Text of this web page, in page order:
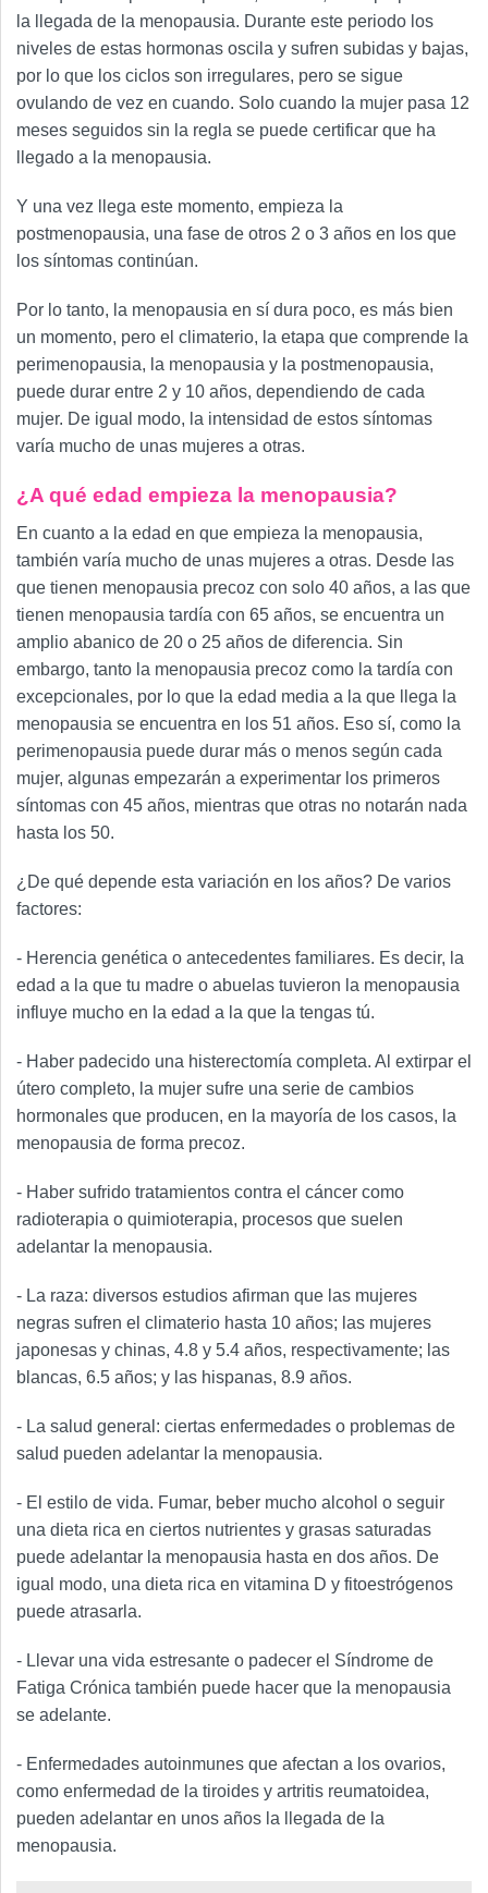
la llegada de la menopausia. Durante este periodo los
niveles de estas hormonas oscila y sufren subidas y bajas,
por lo que los ciclos son irregulares, pero se sigue
ovulando de vez en cuando. Solo cuando la mujer pasa 12
meses seguidos sin la regla se puede certificar que ha
llegado a la menopausia.
Y una vez llega este momento, empieza la
postmenopausia, una fase de otros 2 o 3 años en los que
los síntomas continúan.
Por lo tanto, la menopausia en sí dura poco, es más bien
un momento, pero el climaterio, la etapa que comprende la
perimenopausia, la menopausia y la postmenopausia,
puede durar entre 2 y 10 años, dependiendo de cada
mujer. De igual modo, la intensidad de estos síntomas
varía mucho de unas mujeres a otras.
¿A qué edad empieza la menopausia?
En cuanto a la edad en que empieza la menopausia,
también varía mucho de unas mujeres a otras. Desde las
que tienen menopausia precoz con solo 40 años, a las que
tienen menopausia tardía con 65 años, se encuentra un
amplio abanico de 20 o 25 años de diferencia. Sin
embargo, tanto la menopausia precoz como la tardía con
excepcionales, por lo que la edad media a la que llega la
menopausia se encuentra en los 51 años. Eso sí, como la
perimenopausia puede durar más o menos según cada
mujer, algunas empezarán a experimentar los primeros
síntomas con 45 años, mientras que otras no notarán nada
hasta los 50.
¿De qué depende esta variación en los años? De varios
factores:
- Herencia genética o antecedentes familiares. Es decir, la
edad a la que tu madre o abuelas tuvieron la menopausia
influye mucho en la edad a la que la tengas tú.
- Haber padecido una histerectomía completa. Al extirpar el
útero completo, la mujer sufre una serie de cambios
hormonales que producen, en la mayoría de los casos, la
menopausia de forma precoz.
- Haber sufrido tratamientos contra el cáncer como
radioterapia o quimioterapia, procesos que suelen
adelantar la menopausia.
- La raza: diversos estudios afirman que las mujeres
negras sufren el climaterio hasta 10 años; las mujeres
japonesas y chinas, 4.8 y 5.4 años, respectivamente; las
blancas, 6.5 años; y las hispanas, 8.9 años.
- La salud general: ciertas enfermedades o problemas de
salud pueden adelantar la menopausia.
- El estilo de vida. Fumar, beber mucho alcohol o seguir
una dieta rica en ciertos nutrientes y grasas saturadas
puede adelantar la menopausia hasta en dos años. De
igual modo, una dieta rica en vitamina D y fitoestrógenos
puede atrasarla.
- Llevar una vida estresante o padecer el Síndrome de
Fatiga Crónica también puede hacer que la menopausia
se adelante.
- Enfermedades autoinmunes que afectan a los ovarios,
como enfermedad de la tiroides y artritis reumatoidea,
pueden adelantar en unos años la llegada de la
menopausia.